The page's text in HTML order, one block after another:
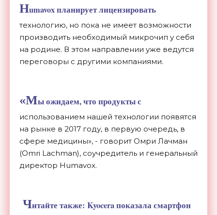
Humavox планирует лицензировать
технологию, но пока не имеет возможности
производить необходимый микрочип у себя
на родине. В этом направлении уже ведутся
переговоры с другими компаниями.
«Мы ожидаем, что продукты с
использованием нашей технологии появятся
на рынке в 2017 году, в первую очередь, в
сфере медицины», - говорит Омри Лачман
(Omri Lachman), соучредитель и генеральный
директор Humavox.
Читайте также: Kyocera показала смартфон